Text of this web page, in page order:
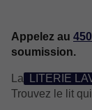
Appelez au
soumission.
La LITERIE
Trouvez le lit